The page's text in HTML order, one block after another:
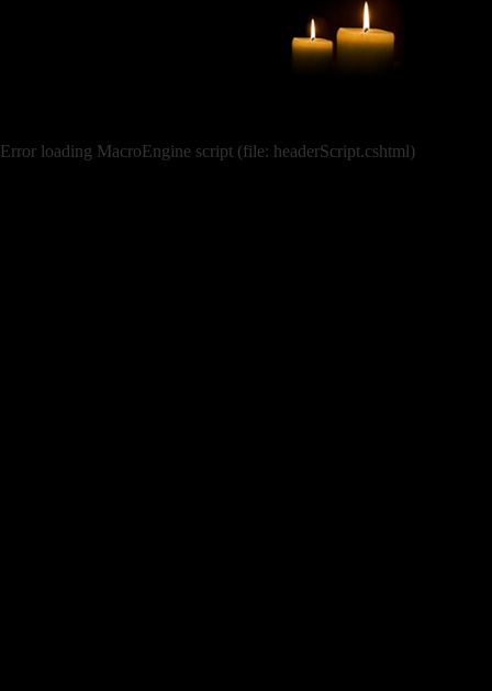
Error loading MacroEngine script (file: headerScript.cshtml)